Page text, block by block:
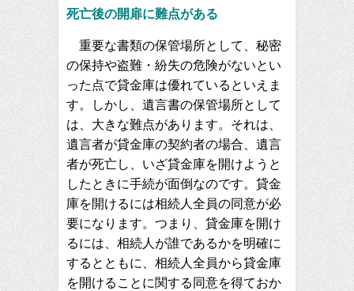
死亡後の開扉に難点がある
重要な書類の保管場所として、秘密
の保持や盗難・紛失の危険がないとい
った点で貸金庫は優れているといえま
す。しかし、遺言書の保管場所として
は、大きな難点があります。それは、
遺言者が貸金庫の契約者の場合、遺言
者が死亡し、いざ貸金庫を開けようと
したときに手続が面倒なのです。貸金
庫を開けるには相続人全員の同意が必
要になります。つまり、貸金庫を開け
るには、相続人が誰であるかを明確に
するとともに、相続人全員から貸金庫
を開けることに関する同意を得ておか